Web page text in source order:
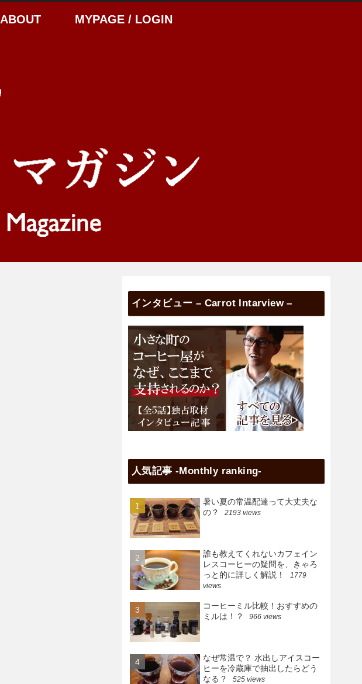
ABOUT MYPAGE / LOGIN
インタビュー – Carrot Intarview –
人気記事 -Monthly ranking-
暑い夏の常温配達って大丈夫な
の？
2193 views
誰も教えてくれないカフェイン
レスコーヒーの疑問を、きゃろ
っと的に詳しく解説！
1779
views
コーヒーミル比較！おすすめの
ミルは！？
966 views
なぜ常温で？ 水出しアイスコー
ヒーを冷蔵庫で抽出したらどう
なる？
525 views